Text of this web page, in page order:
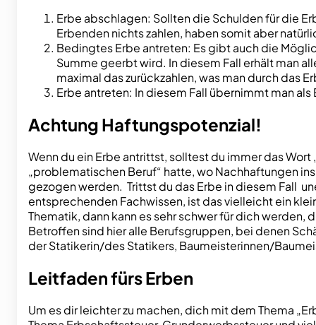
Erbe abschlagen: Sollten die Schulden für die
Erbenden nichts zahlen, haben somit aber
Bedingtes Erbe antreten: Es gibt auch die
Summe geerbt wird. In diesem Fall erhält man
maximal das zurückzahlen, was man durch das
Erbe antreten: In diesem Fall übernimmt man
Achtung Haftungspotenzial!
Wenn du ein Erbe antrittst, solltest du immer das
„problematischen Beruf“ hatte, wo Nachhaftungen
gezogen werden. Trittst du das Erbe in diesem Fall
entsprechenden Fachwissen, ist das vielleicht ein
Thematik, dann kann es sehr schwer für dich werden,
Betroffen sind hier alle Berufsgruppen, bei denen
der Statikerin/des Statikers, Baumeisterinnen/
Leitfaden fürs Erben
Um es dir leichter zu machen, dich mit dem Thema